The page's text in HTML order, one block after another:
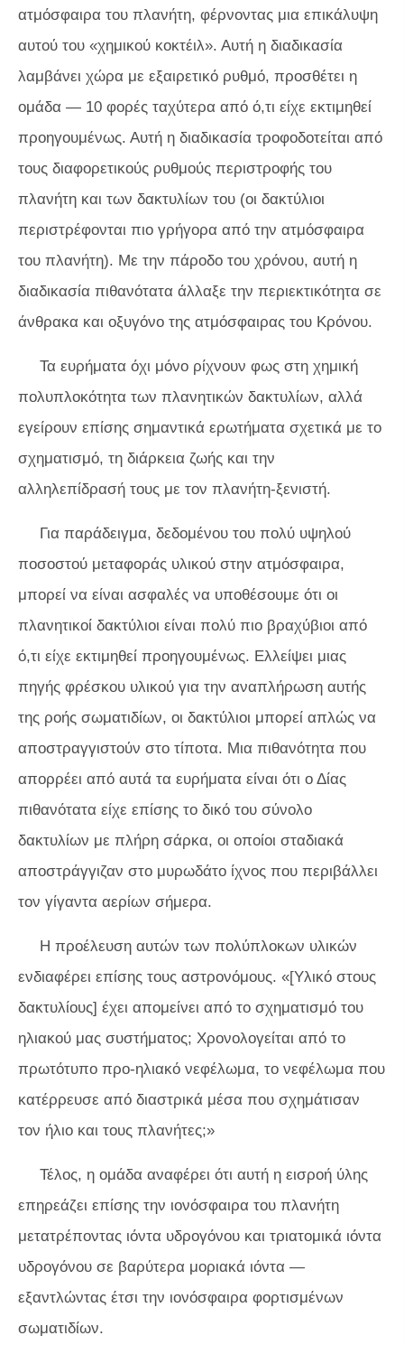
ατμόσφαιρα του πλανήτη, φέρνοντας μια επικάλυψη
αυτού του «χημικού κοκτέιλ». Αυτή η διαδικασία
λαμβάνει χώρα με εξαιρετικό ρυθμό, προσθέτει η
ομάδα — 10 φορές ταχύτερα από ό,τι είχε εκτιμηθεί
προηγουμένως. Αυτή η διαδικασία τροφοδοτείται από
τους διαφορετικούς ρυθμούς περιστροφής του
πλανήτη και των δακτυλίων του (οι δακτύλιοι
περιστρέφονται πιο γρήγορα από την ατμόσφαιρα
του πλανήτη). Με την πάροδο του χρόνου, αυτή η
διαδικασία πιθανότατα άλλαξε την περιεκτικότητα σε
άνθρακα και οξυγόνο της ατμόσφαιρας του Κρόνου.
Τα ευρήματα όχι μόνο ρίχνουν φως στη χημική
πολυπλοκότητα των πλανητικών δακτυλίων, αλλά
εγείρουν επίσης σημαντικά ερωτήματα σχετικά με το
σχηματισμό, τη διάρκεια ζωής και την
αλληλεπίδρασή τους με τον πλανήτη-ξενιστή.
Για παράδειγμα, δεδομένου του πολύ υψηλού
ποσοστού μεταφοράς υλικού στην ατμόσφαιρα,
μπορεί να είναι ασφαλές να υποθέσουμε ότι οι
πλανητικοί δακτύλιοι είναι πολύ πιο βραχύβιοι από
ό,τι είχε εκτιμηθεί προηγουμένως. Ελλείψει μιας
πηγής φρέσκου υλικού για την αναπλήρωση αυτής
της ροής σωματιδίων, οι δακτύλιοι μπορεί απλώς να
αποστραγγιστούν στο τίποτα. Μια πιθανότητα που
απορρέει από αυτά τα ευρήματα είναι ότι ο Δίας
πιθανότατα είχε επίσης το δικό του σύνολο
δακτυλίων με πλήρη σάρκα, οι οποίοι σταδιακά
αποστράγγιζαν στο μυρωδάτο ίχνος που περιβάλλει
τον γίγαντα αερίων σήμερα.
Η προέλευση αυτών των πολύπλοκων υλικών
ενδιαφέρει επίσης τους αστρονόμους. «[Υλικό στους
δακτυλίους] έχει απομείνει από το σχηματισμό του
ηλιακού μας συστήματος; Χρονολογείται από το
πρωτότυπο προ-ηλιακό νεφέλωμα, το νεφέλωμα που
κατέρρευσε από διαστρικά μέσα που σχημάτισαν
τον ήλιο και τους πλανήτες;»
Τέλος, η ομάδα αναφέρει ότι αυτή η εισροή ύλης
επηρεάζει επίσης την ιονόσφαιρα του πλανήτη
μετατρέποντας ιόντα υδρογόνου και τριατομικά ιόντα
υδρογόνου σε βαρύτερα μοριακά ιόντα —
εξαντλώντας έτσι την ιονόσφαιρα φορτισμένων
σωματιδίων.